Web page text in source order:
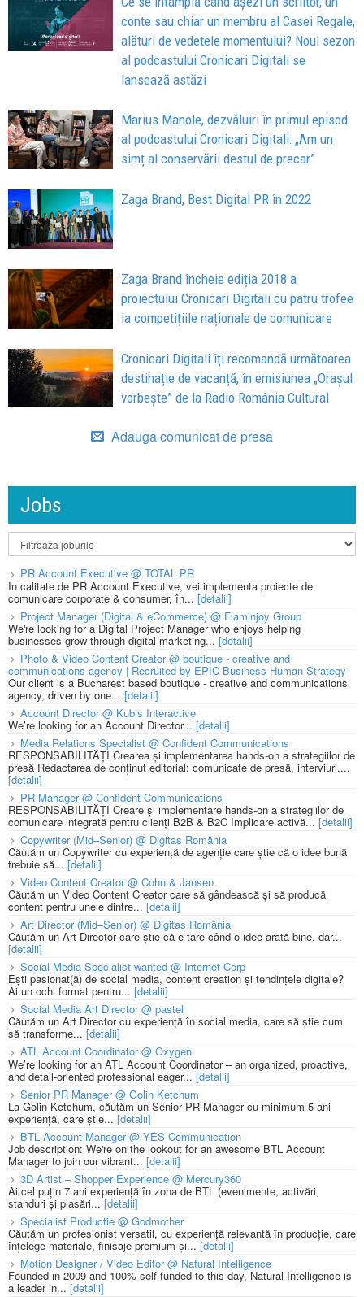
conte sau chiar un membru al Casei Regale,
alături de vedetele momentului? Noul sezon
al podcastului Cronicari Digitali se
lansează astăzi
Marius Manole, dezvăluiri în primul episod
al podcastului Cronicari Digitali: „Am un
simț al conservării destul de precar”
Zaga Brand, Best Digital PR în 2022
Zaga Brand încheie ediția 2018 a
proiectului Cronicari Digitali cu patru trofee
la competițiile naționale de comunicare
Cronicari Digitali îți recomandă următoarea
destinație de vacanță, în emisiunea „Orașul
vorbește” de la Radio România Cultural
Adauga comunicat de presa
Jobs
PR Account Executive @ TOTAL PR
În calitate de PR Account Executive, vei implementa proiecte de
comunicare corporate & consumer, în... [detalii]
Project Manager (Digital & eCommerce) @ Flaminjoy Group
We're looking for a Digital Project Manager who enjoys helping
businesses grow through digital marketing... [detalii]
Photo & Video Content Creator @ boutique - creative and
communications agency | Recruited by EPIC Business Human Strategy
Our client is a Bucharest based boutique - creative and communications
agency, driven by one... [detalii]
Account Director @ Kubis Interactive
We’re looking for an Account Director... [detalii]
Media Relations Specialist @ Confident Communications
RESPONSABILITĂȚI Crearea și implementarea hands-on a strategiilor de
presă Redactarea de conținut editorial: comunicate de presă, interviuri,...
[detalii]
PR Manager @ Confident Communications
RESPONSABILITĂȚI Creare și implementare hands-on a strategiilor de
comunicare integrată pentru clienți B2B & B2C Implicare activă... [detalii]
Copywriter (Mid–Senior) @ Digitas România
Căutăm un Copywriter cu experiență de agenție care știe că o idee bună
trebuie să... [detalii]
Video Content Creator @ Cohn & Jansen
Căutăm un Video Content Creator care să gândească și să producă
content pentru unele dintre... [detalii]
Art Director (Mid–Senior) @ Digitas România
Căutăm un Art Director care știe că e tare când o idee arată bine, dar...
[detalii]
Social Media Specialist wanted @ Internet Corp
Ești pasionat(ă) de social media, content creation și tendințele digitale?
Ai un ochi format pentru... [detalii]
Social Media Art Director @ pastel
Căutăm un Art Director cu experiență în social media, care să știe cum
să transforme... [detalii]
ATL Account Coordinator @ Oxygen
We’re looking for an ATL Account Coordinator – an organized, proactive,
and detail-oriented professional eager... [detalii]
Senior PR Manager @ Golin Ketchum
La Golin Ketchum, căutăm un Senior PR Manager cu minimum 5 ani
experiență, care știe... [detalii]
BTL Account Manager @ YES Communication
Job description: We're on the lookout for an awesome BTL Account
Manager to join our vibrant... [detalii]
3D Artist – Shopper Experience @ Mercury360
Ai cel puțin 7 ani experiență în zona de BTL (evenimente, activări,
standuri și plasări...[detalii]
Specialist Productie @ Godmother
Căutăm un profesionist versatil, cu experiență relevantă în producție, care
înțelege materiale, finisaje premium și... [detalii]
Motion Designer / Video Editor @ Natural Intelligence
Founded in 2009 and 100% self-funded to this day, Natural Intelligence is
a leader in... [detalii]